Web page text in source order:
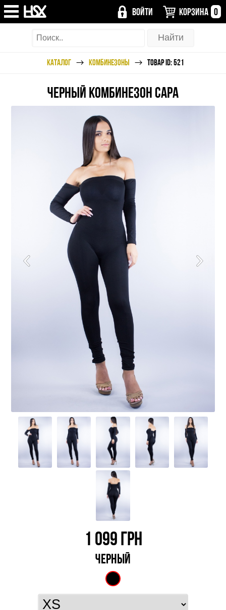
ВОЙТИ КОРЗИНА 0
КАТАЛОГ КОМБИНЕЗОНЫ ТОВАР ID: 521
ЧЕРНЫЙ КОМБИНЕЗОН САРА
1 099ГРН
ЧЕРНЫЙ